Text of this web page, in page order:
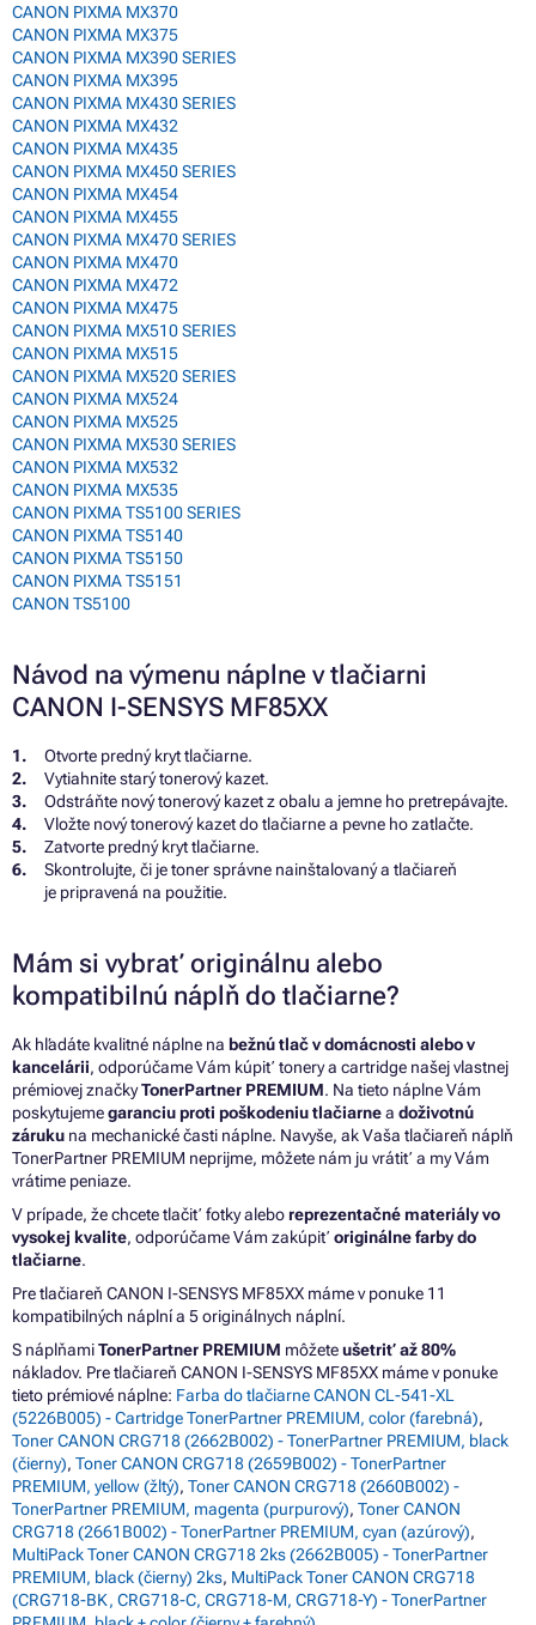
CANON PIXMA MX370
CANON PIXMA MX375
CANON PIXMA MX390 SERIES
CANON PIXMA MX395
CANON PIXMA MX430 SERIES
CANON PIXMA MX432
CANON PIXMA MX435
CANON PIXMA MX450 SERIES
CANON PIXMA MX454
CANON PIXMA MX455
CANON PIXMA MX470 SERIES
CANON PIXMA MX470
CANON PIXMA MX472
CANON PIXMA MX475
CANON PIXMA MX510 SERIES
CANON PIXMA MX515
CANON PIXMA MX520 SERIES
CANON PIXMA MX524
CANON PIXMA MX525
CANON PIXMA MX530 SERIES
CANON PIXMA MX532
CANON PIXMA MX535
CANON PIXMA TS5100 SERIES
CANON PIXMA TS5140
CANON PIXMA TS5150
CANON PIXMA TS5151
CANON TS5100
Návod na výmenu náplne v tlačiarni
CANON I-SENSYS MF85XX
Otvorte predný kryt tlačiarne.
Vytiahnite starý tonerový kazet.
Odstráňte nový tonerový kazet z obalu a jemne ho pretrepávajte.
Vložte nový tonerový kazet do tlačiarne a pevne ho zatlačte.
Zatvorte predný kryt tlačiarne.
Skontrolujte, či je toner správne nainštalovaný a tlačiareň
je pripravená na použitie.
Mám si vybrať originálnu alebo
kompatibilnú náplň do tlačiarne?
Ak hľadáte kvalitné náplne na bežnú tlač v domácnosti alebo v
kancelárii, odporúčame Vám kúpiť tonery a cartridge našej vlastnej
prémiovej značkyTonerPartner PREMIUM. Na tieto náplne Vám
poskytujemegaranciu proti poškodeniu tlačiarnea doživotnú
záruku na mechanické časti náplne. Navyše, ak Vaša tlačiareň náplň
TonerPartner PREMIUM neprijme, môžete nám ju vrátiť a my Vám
vrátime peniaze.
V prípade, že chcete tlačiť fotky aleboreprezentačné materiály vo
vysokej kvalite, odporúčame Vám zakúpiť originálne farby do
tlačiarne.
Pre tlačiareň CANON I-SENSYS MF85XX máme v ponuke 11
kompatibilných náplní a 5 originálnych náplní.
S náplňamiTonerPartner PREMIUM môžeteušetriť až 80%
nákladov. Pre tlačiareň CANON I-SENSYS MF85XX máme v ponuke
tieto prémiové náplne: Farba do tlačiarne CANON CL-541-XL
(5226B005) - Cartridge TonerPartner PREMIUM, color (farebná),
Toner CANON CRG718 (2662B002) - TonerPartner PREMIUM, black
(čierny), Toner CANON CRG718 (2659B002) - TonerPartner
PREMIUM, yellow (žltý), Toner CANON CRG718 (2660B002) -
TonerPartner PREMIUM, magenta (purpurový), Toner CANON
CRG718 (2661B002) - TonerPartner PREMIUM, cyan (azúrový),
MultiPack Toner CANON CRG718 2ks (2662B005) - TonerPartner
PREMIUM, black (čierny) 2ks, MultiPack Toner CANON CRG718
(CRG718-BK, CRG718-C, CRG718-M, CRG718-Y) - TonerPartner